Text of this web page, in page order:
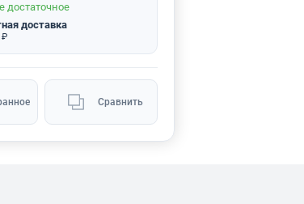
достаточное
доставка
₽
Сравнить